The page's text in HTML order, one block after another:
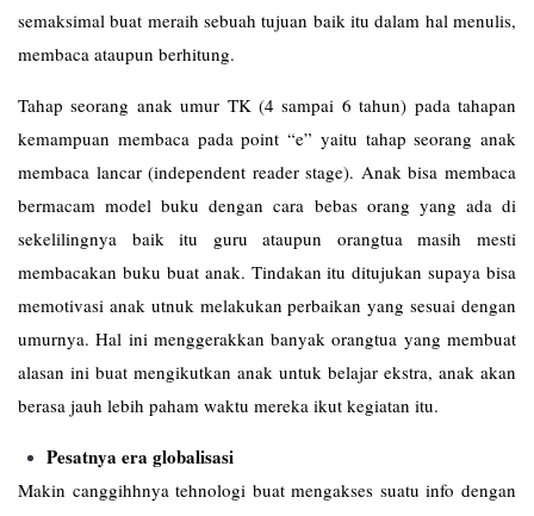
semaksimal buat meraih sebuah tujuan baik itu dalam hal menulis,
membaca ataupun berhitung.
Tahap seorang anak umur TK (4 sampai 6 tahun) pada tahapan
kemampuan membaca pada point “e” yaitu tahap seorang anak
membaca lancar (independent reader stage). Anak bisa membaca
bermacam model buku dengan cara bebas orang yang ada di
sekelilingnya baik itu guru ataupun orangtua masih mesti
membacakan buku buat anak. Tindakan itu ditujukan supaya bisa
memotivasi anak utnuk melakukan perbaikan yang sesuai dengan
umurnya. Hal ini menggerakkan banyak orangtua yang membuat
alasan ini buat mengikutkan anak untuk belajar ekstra, anak akan
berasa jauh lebih paham waktu mereka ikut kegiatan itu.
Pesatnya era globalisasi
Makin canggihhnya tehnologi buat mengakses suatu info dengan